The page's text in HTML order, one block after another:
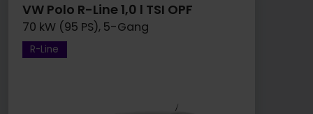
VW Polo R-Line 1,0 l TSI OPF
70 kW (95 PS), 5-Gang
R-Line